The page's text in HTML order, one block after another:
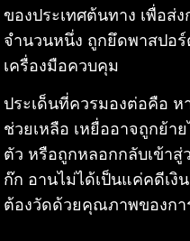
ของประเทศต้นทาง เพื่อส่
จำนวนหนึ่ง ถูกยึดพาสปอ
เครื่องมือควบคุม
ประเด็นที่ควรมองต่อคือ
ช่วยเหลือ เหยื่ออาจถูกย้า
ตัว หรือถูกหลอกกลับเข้าสู่
ก๊ก อานไม่ได้เป็นแค่คดีเ
ต้องวัดด้วยคุณภาพของกา